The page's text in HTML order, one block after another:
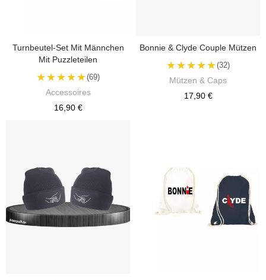
Turnbeutel-Set Mit Männchen
Mit Puzzleteilen
★★★★★(69)
Accessoires
16,90 €
Bonnie & Clyde Couple Mützen
★★★★★(32)
Mützen & Caps
17,90 €